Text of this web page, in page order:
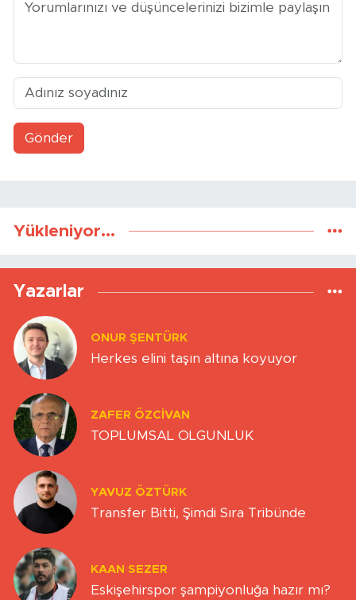
Gönder
Yükleniyor...
Yazarlar
ONUR ŞENTÜRK
Herkes elini taşın altına koyuyor
ZAFER ÖZCIVAN
TOPLUMSAL OLGUNLUK
YAVUZ ÖZTÜRK
Transfer Bitti, Şimdi Sıra Tribünde
KAAN SEZER
Eskişehirspor şampiyonluğa hazır mı?